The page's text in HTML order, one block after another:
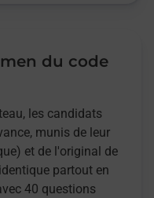
du code
les candidats
munis de leur
et de l'original de
partout en
40 questions